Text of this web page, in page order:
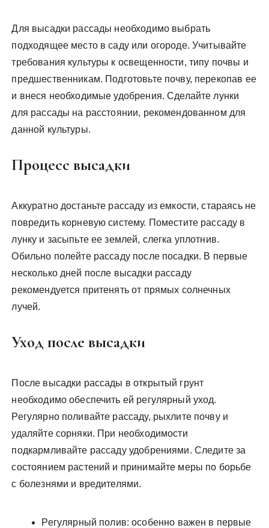
Для высадки рассады необходимо выбрать
подходящее место в саду или огороде. Учитывайте
требования культуры к освещенности, типу почвы и
предшественникам. Подготовьте почву, перекопав ее
и внеся необходимые удобрения. Сделайте лунки
для рассады на расстоянии, рекомендованном для
данной культуры.
Процесс высадки
Аккуратно достаньте рассаду из емкости, стараясь не
повредить корневую систему. Поместите рассаду в
лунку и засыпьте ее землей, слегка уплотнив.
Обильно полейте рассаду после посадки. В первые
несколько дней после высадки рассаду
рекомендуется притенять от прямых солнечных
лучей.
Уход после высадки
После высадки рассады в открытый грунт
необходимо обеспечить ей регулярный уход.
Регулярно поливайте рассаду, рыхлите почву и
удаляйте сорняки. При необходимости
подкармливайте рассаду удобрениями. Следите за
состоянием растений и принимайте меры по борьбе
с болезнями и вредителями.
Регулярный полив: особенно важен в первые